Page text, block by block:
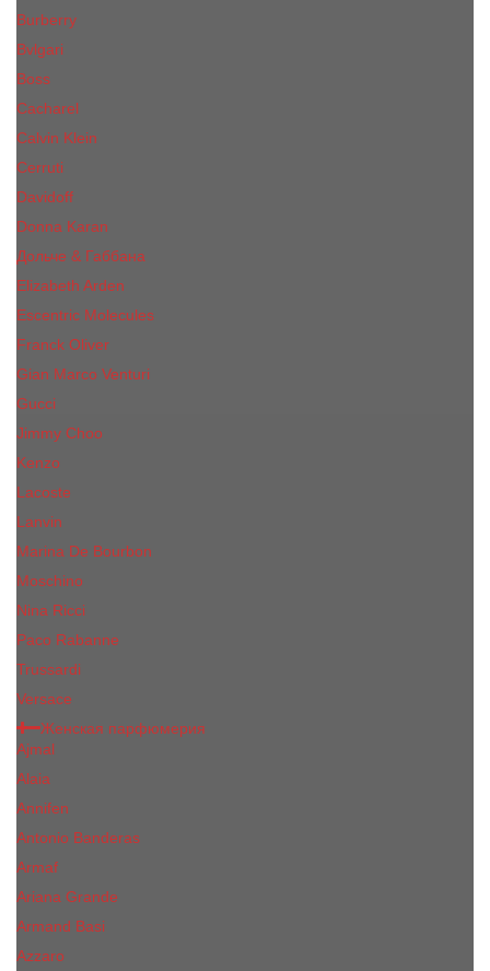
Burberry
Bvlgari
Boss
Cacharel
Calvin Klein
Cerruti
Davidoff
Donna Karan
Дольче & Габбана
Elizabeth Arden
Escentric Molecules
Franck Oliver
Gian Marco Venturi
Gucci
Jimmy Choo
Kenzo
Lacoste
Lanvin
Marina De Bourbon
Moschino
Nina Ricci
Paco Rabanne
Trussardi
Versace
Женская парфюмерия
Ajmal
Alaia
Annifen
Antonio Banderas
Armaf
Ariana Grande
Armand Basi
Azzaro